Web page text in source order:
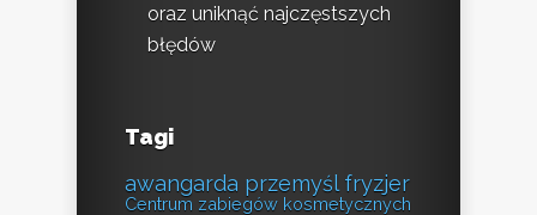
oraz uniknąć najczęstszych
błędów
Tagi
awangarda przemyśl fryzjer
Centrum zabiegów kosmetycznych